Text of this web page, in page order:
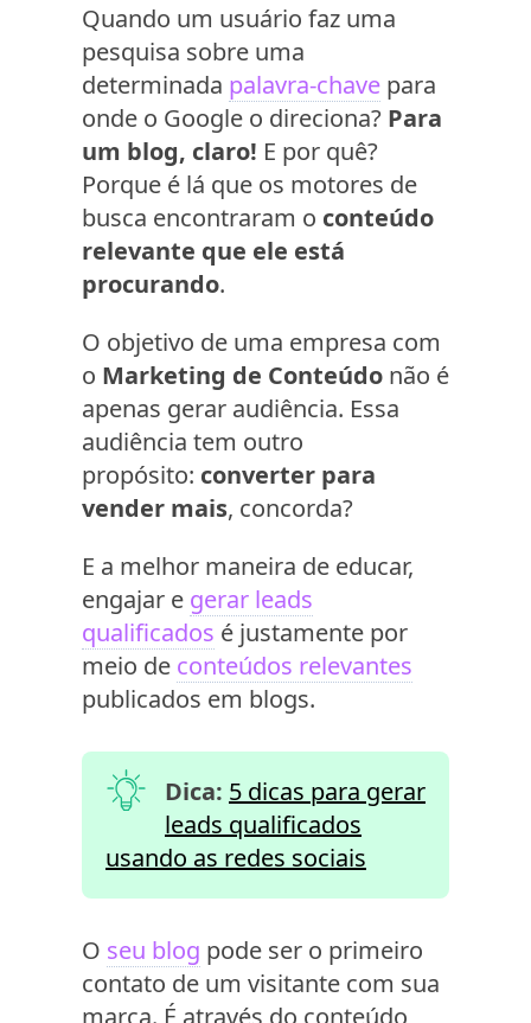
Quando um usuário faz uma
pesquisa sobre uma
determinada palavra-chave para
onde o Google o direciona? Para
um blog, claro! E por quê?
Porque é lá que os motores de
busca encontraram o conteúdo
relevante que ele está
procurando.
O objetivo de uma empresa com
o Marketing de Conteúdo não é
apenas gerar audiência. Essa
audiência tem outro
propósito: converter para
vender mais, concorda?
E a melhor maneira de educar,
engajar e gerar leads
qualificados é justamente por
meio de conteúdos relevantes
publicados em blogs.
Dica: 5 dicas para gerar
leads qualificados
usando as redes sociais
O seu blog pode ser o primeiro
contato de um visitante com sua
marca. É através do conteúdo